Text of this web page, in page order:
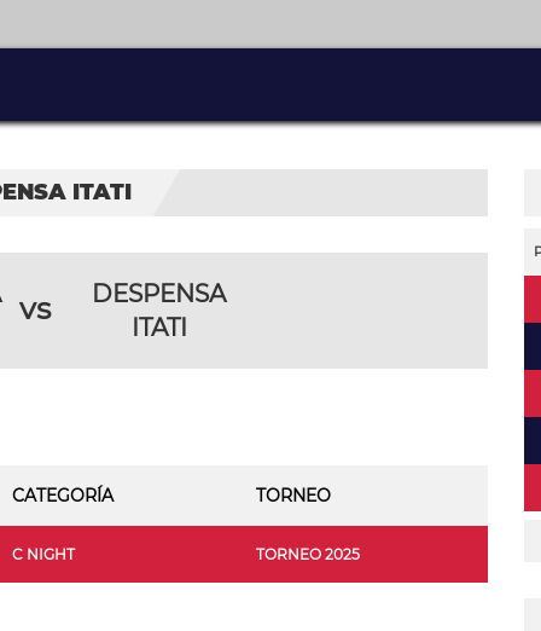
ITATI
vs
DESPENSA
ITATI
CATEGORÍA TORNEO
C NIGHT TORNEO 2025